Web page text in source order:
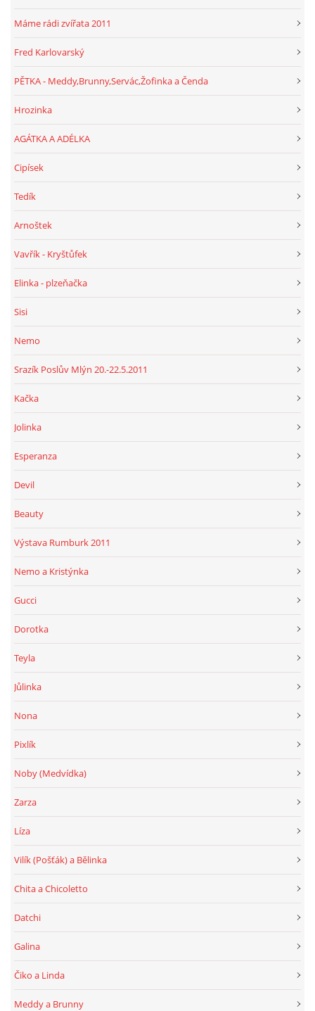
Máme rádi zvířata 2011
Fred Karlovarský
PĚTKA - Meddy,Brunny,Servác,Žofinka a Čenda
Hrozinka
AGÁTKA A ADÉLKA
Cipísek
Tedík
Arnoštek
Vavřík - Kryštůfek
Elinka - plzeňačka
Sisi
Nemo
Srazík Poslův Mlýn 20.-22.5.2011
Kačka
Jolinka
Esperanza
Devil
Beauty
Výstava Rumburk 2011
Nemo a Kristýnka
Gucci
Dorotka
Teyla
Jůlinka
Nona
Pixlík
Noby (Medvídka)
Zarza
Líza
Vilík (Pošťák) a Bělinka
Chita a Chicoletto
Datchi
Galina
Čiko a Linda
Meddy a Brunny